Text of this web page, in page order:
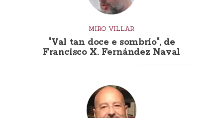
MIRO VILLAR
"Val tan doce e sombrío", de
Francisco X. Fernández Naval